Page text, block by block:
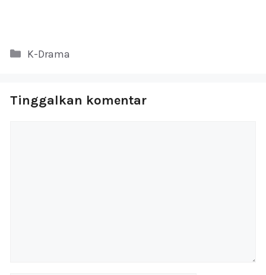
Kategori
K-Drama
Tinggalkan komentar